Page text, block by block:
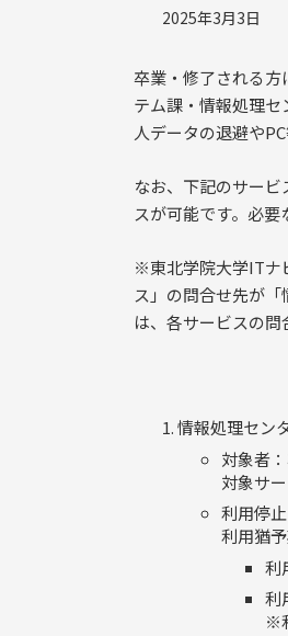
2025年3月3日
卒業・修了される方
テム課・情報処理
人データの退避や
なお、下記のサー
スが可能です。必要
※東北学院大学ITナ
ス」の問合せ先が
は、各サービスの問
情報処理セン
対象者
対象サ
利用停
利用猶
利
利
※